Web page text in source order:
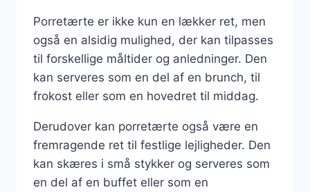
Porretærte er ikke kun en lækker ret, men
også en alsidig mulighed, der kan tilpasses
til forskellige måltider og anledninger. Den
kan serveres som en del af en brunch, til
frokost eller som en hovedret til middag.
Derudover kan porretærte også være en
fremragende ret til festlige lejligheder. Den
kan skæres i små stykker og serveres som
en del af en buffet eller som en